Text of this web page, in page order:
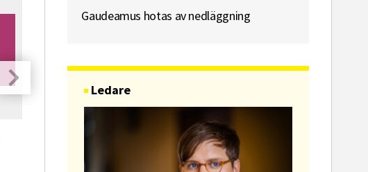
Pressekreterare till Sidas
kommunikationsenhet
Gaudeamus hotas av nedläggning
Ledare